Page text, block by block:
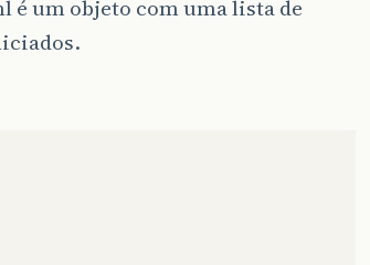
é um objeto com uma lista de